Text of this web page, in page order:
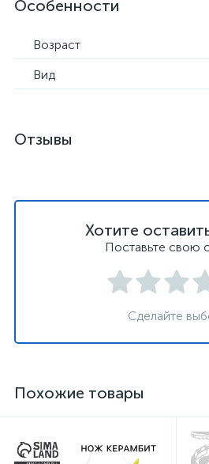
Особенности
Возраст
Вид
Отзывы
Хотите
Поставьте свою
Сделайте
Похожие товары